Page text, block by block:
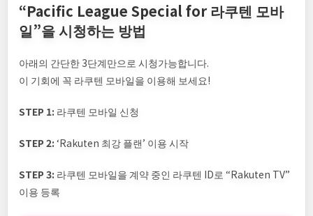
“Pacific League Special for 라쿠텐 모바
일”을 시청하는 방법
아래의 간단한 3단계만으로 시청가능합니다.
이 기회에 꼭 라쿠텐 모바일을 이용해 보세요!
STEP 1: 라쿠텐 모바일 신청
STEP 2: ‘Rakuten 최강 플랜’ 이용 시작
STEP 3: 라쿠텐 모바일을 계약 중인 라쿠텐 ID로 “Rakuten TV”
이용 등록